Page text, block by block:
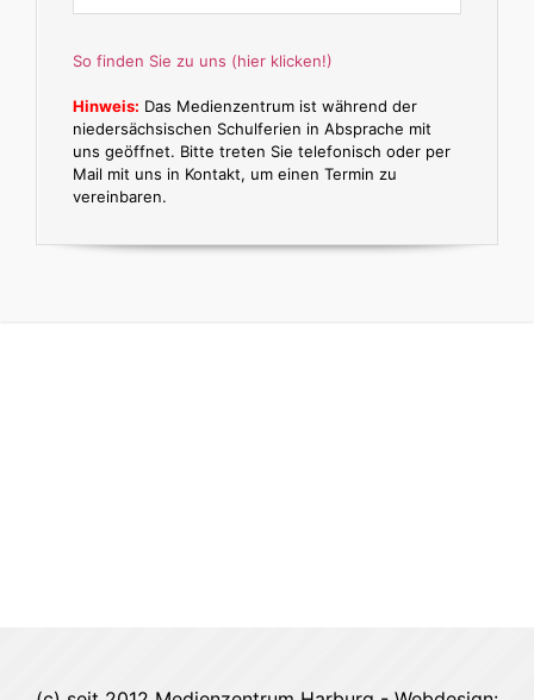
So finden Sie zu uns (hier klicken!)
Hinweis: Das Medienzentrum ist während der
niedersächsischen Schulferien in Absprache mit
uns geöffnet. Bitte treten Sie telefonisch oder per
Mail mit uns in Kontakt, um einen Termin zu
vereinbaren.